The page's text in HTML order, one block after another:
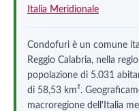
Italia Meridionale
Condofuri è un comune
Reggio Calabria, nella
popolazione di 5.031
di 58,53 km².
macroregione dell'Italia